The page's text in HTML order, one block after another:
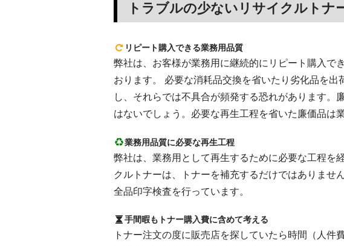
トラブルの少ないリサイクルトナ
リピート購入できる業務用品質
弊社は、お客様が業務用に継続的にリピート購入で
おります。 必要な消耗品交換を省いたり劣化品を
し、それらでは不具合が頻発する恐れがあります。
はないでしょう。必要な再生工程を省いた廉価品は
業務用品質に必要な再生工程
弊社は、業務用として再生するために必要な工程を
クルトナーは、トナーを補充するだけではありませ
全品印字検査を行っています。
手間暇もトナー購入費に含めて考える
トナー注文の度に販売店を探していたら時間（人